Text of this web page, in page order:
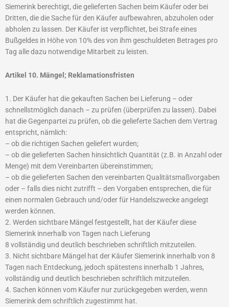
Siemerink berechtigt, die gelieferten Sachen beim Käufer oder bei
Dritten, die die Sache für den Käufer aufbewahren, abzuholen oder
abholen zu lassen. Der Käufer ist verpflichtet, bei Strafe eines
Bußgeldes in Höhe von 10% des von ihm geschuldeten Betrages pro
Tag alle dazu notwendige Mitarbeit zu leisten.
Artikel 10. Mängel; Reklamationsfristen
1. Der Käufer hat die gekauften Sachen bei Lieferung – oder
schnellstmöglich danach – zu prüfen (überprüfen zu lassen). Dabei
hat die Gegenpartei zu prüfen, ob die gelieferte Sachen dem Vertrag
entspricht, nämlich:
– ob die richtigen Sachen geliefert wurden;
– ob die gelieferten Sachen hinsichtlich Quantität (z.B. in Anzahl oder
Menge) mit dem Vereinbarten übereinstimmen;
– ob die gelieferten Sachen den vereinbarten Qualitätsmaßvorgaben
oder – falls dies nicht zutrifft – den Vorgaben entsprechen, die für
einen normalen Gebrauch und/oder für Handelszwecke angelegt
werden können.
2. Werden sichtbare Mängel festgestellt, hat der Käufer diese
Siemerink innerhalb von Tagen nach Lieferung
8 vollständig und deutlich beschrieben schriftlich mitzuteilen.
3. Nicht sichtbare Mängel hat der Käufer Siemerink innerhalb von 8
Tagen nach Entdeckung, jedoch spätestens innerhalb 1 Jahres,
vollständig und deutlich beschrieben schriftlich mitzuteilen.
4. Sachen können vom Käufer nur zurückgegeben werden, wenn
Siemerink dem schriftlich zugestimmt hat.